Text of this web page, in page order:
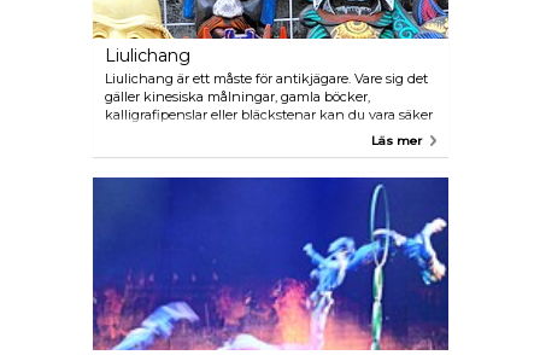
Liulichang
Liulichang är ett måste för antikjägare. Vare sig det
gäller kinesiska målningar, gamla böcker,
kalligrafipenslar eller bläckstenar kan du vara säker
på att hitta det på Liulichanggatan, en favorit bland
Läs mer